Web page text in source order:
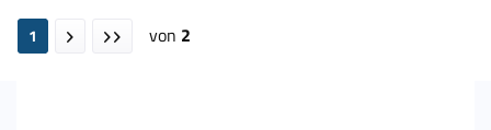
1 von 2